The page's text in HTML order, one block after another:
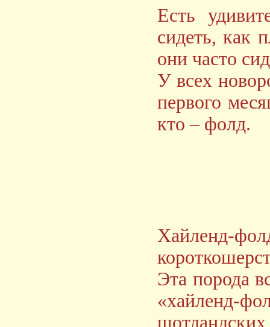
Есть
сидеть, как
они часто
У всех
первого
кто – фолд.
Хaйленд-
Эта порода
«хaйленд-